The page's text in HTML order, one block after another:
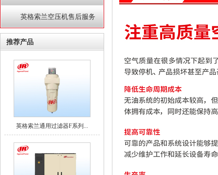
英格索兰空压机售后服务
推荐产品
英格索兰通用过滤器F系列...